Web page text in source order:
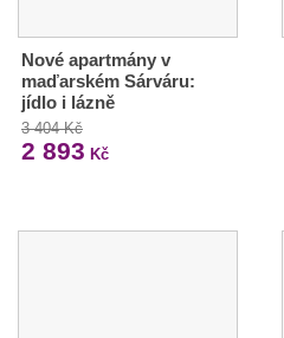
Nové apartmány v
maďarském Sárváru:
jídlo i lázně
3 404 Kč
2 893 Kč